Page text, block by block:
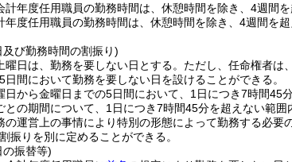
計年度任用職員の勤務時間は、休憩時間を除き、4週間
年度任用職員の勤務時間は、休憩時間を除き、4週間を
び勤務時間の割振り)
曜日は、勤務を要しない日とする。 ただし、任命権者は
間において勤務を要しない日を設けることができる。
日から金曜日までの5日間において、1日につき7時間45
との期間について、1日につき7時間45分を超えない範囲
の運営上の事情により特別の形態によって勤務する必要
振りを別に定めることができる。
振替等)